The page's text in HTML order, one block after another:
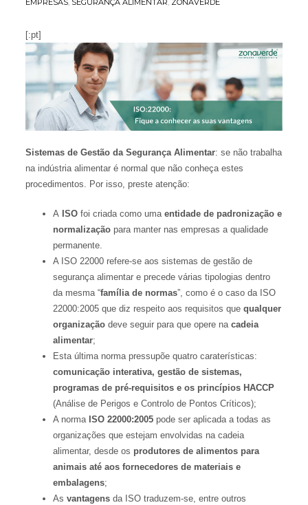
EMPRESAS, SEGURANÇA ALIMENTAR, ZONAVERDE
[:pt]
Sistemas de Gestão da Segurança Alimentar: se não trabalha
na indústria alimentar é normal que não conheça estes
procedimentos. Por isso, preste atenção:
A ISOfoi criada como umaentidade de padronização e
normalização para manter nas empresas a qualidade
permanente.
A ISO 22000 refere-se aos sistemas de gestão de
segurança alimentar e precede várias tipologias dentro
da mesma “família de normas”, como é o caso da ISO
22000:2005 que diz respeito aos requisitos quequalquer
organização deve seguir para que opere nacadeia
alimentar;
Esta última norma pressupõe quatro caraterísticas:
comunicação interativa, gestão de sistemas,
programas de pré-requisitos e os princípios HACCP
(Análise de Perigos e Controlo de Pontos Críticos);
A norma ISO 22000:2005 pode ser aplicada a todas as
organizações que estejam envolvidas na cadeia
alimentar, desde os produtores de alimentos para
animais até aos fornecedores de materiais e
embalagens;
Asvantagens da ISO traduzem-se, entre outros